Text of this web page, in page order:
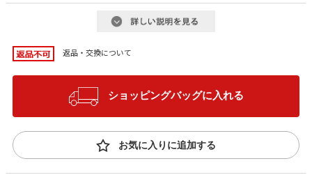
返品・交換について
ショッピングバッグに入れる
お気に入りに追加する